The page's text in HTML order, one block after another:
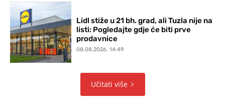
Lidl stiže u 21 bh. grad, ali Tuzla nije na
listi: Pogledajte gdje će biti prve
prodavnice
08.08.2026. 14:49
Učitati više